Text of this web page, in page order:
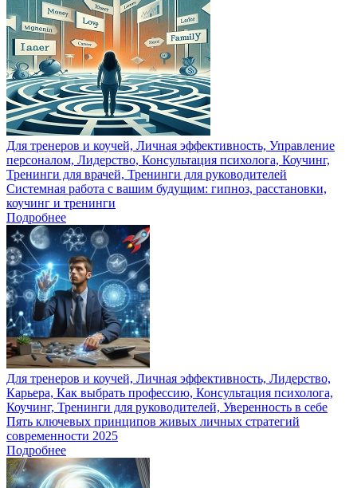
Для тренеров и коучей, Личная эффективность, Управление
персоналом, Лидерство, Консультация психолога, Коучинг,
Тренинги для врачей, Тренинги для руководителей
Системная работа с вашим будущим: гипноз, расстановки,
коучинг и тренинги
Подробнее
Для тренеров и коучей, Личная эффективность, Лидерство,
Карьера, Как выбрать профессию, Консультация психолога,
Коучинг, Тренинги для руководителей, Уверенность в себе
Пять ключевых принципов живых личных стратегий
современности 2025
Подробнее